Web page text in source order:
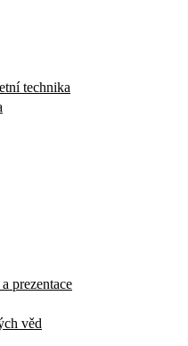
technika
prezentace
věd